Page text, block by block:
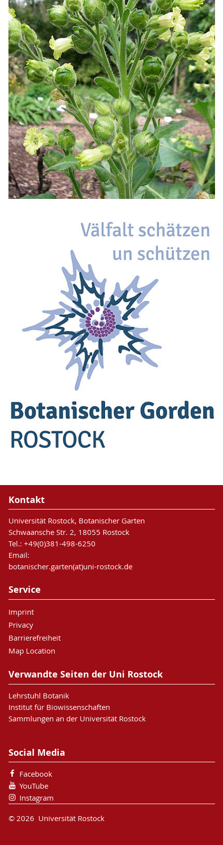
Kontakt
Universität Rostock, Botanischer Garten
Schwaansche Str. 2, 18055 Rostock
Tel.: +49(0)381-498-6250
Email:
botanischer.garten(at)uni-rostock.de
Service
Imprint
Privacy
Barrierefreiheit
Map Location
Verwandte Seiten der Uni Rostock
Lehrstuhl Botanik
Institut für Biowissenschaften
Sammlungen an der Universität Rostock
Social Media
Facebook
YouTube
Instagram
© 2026 Universität Rostock